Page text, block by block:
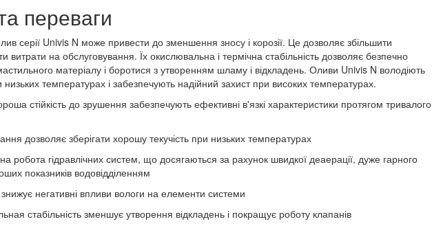
переваги
серії Univis N може привести до зменшення зносу і корозії. Це дозволяє збільшити
витрати на обслуговування. Їх окислювальна і термічна стабільність дозволяє безпечно
матеріалу і боротися з утворенням шламу і відкладень. Оливи Univis N володіють
температурах і забезпечують надійний захист при високих температурах.
стійкість до зрушення забезпечують ефективні в'язкі характеристики протягом тривалого
дозволяє зберігати хорошу текучість при низьких температурах
робота гідравлічних систем, що досягаються за рахунок швидкої деаерації, дуже гарного
показників водовідділенням
знижує негативні впливи вологи на елементи системи
стабільність зменшує утворення відкладень і покращує роботу клапанів